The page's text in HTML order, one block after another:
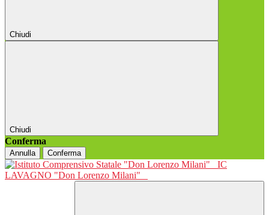
Chiudi
Chiudi
Conferma
Annulla Conferma
IC
LAVAGNO "Don Lorenzo Milani"